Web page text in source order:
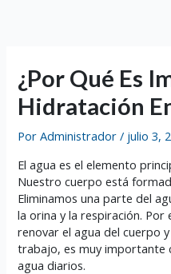
¿Por Qué Es
Hidratación
PorAdministrador/ julio 3,
El agua es el elemento
Nuestro cuerpo está
Eliminamos una parte del
la orina y la respiración.
renovar el agua del cuerpo
trabajo, es muy importante
agua diarios.